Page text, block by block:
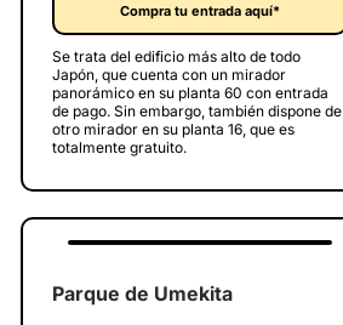
Compra tu entrada aquí*
Se trata del edificio más alto de todo
Japón, que cuenta con un mirador
panorámico en su planta 60 con entrada
de pago. Sin embargo, también dispone de
otro mirador en su planta 16, que es
totalmente gratuito.
Parque de Umekita